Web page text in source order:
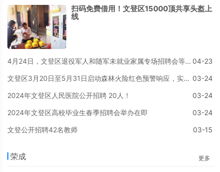
扫码免费借用！文登区15000顶共享头盔上
线
4月24日，文登区退役军人和随军未就业家属专场招聘会等您参加 04-23
文登区3月20日至5月31日启动森林火险红色预警响应，实行封山禁火 03-24
2024年文登区人民医院公开招聘 20人！ 03-24
2024年文登区高校毕业生春季招聘会举办在即 03-24
文登公开招聘42名教师 03-15
荣成 更多